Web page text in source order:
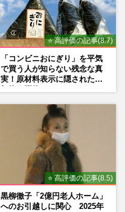
⭐ 高評価の記事(8.7)
「コンビニおにぎり」を平気
で買う人が知らない残念な真
実！原材料表示に隠された添
⭐ 高評価の記事(8.5)
黒柳徹子「2億円老人ホーム」
へのお引越しに関心 2025年